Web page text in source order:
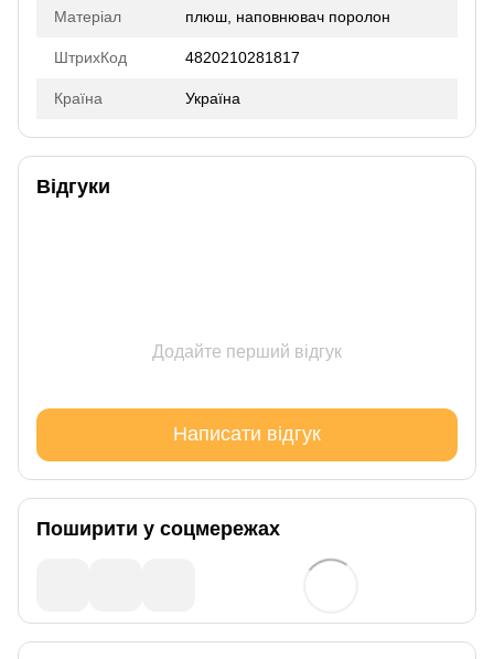
Матеріал плюш, наповнювач поролон
ШтрихКод 4820210281817
Країна Україна
Відгуки
Додайте перший відгук
Написати відгук
Поширити у соцмережах